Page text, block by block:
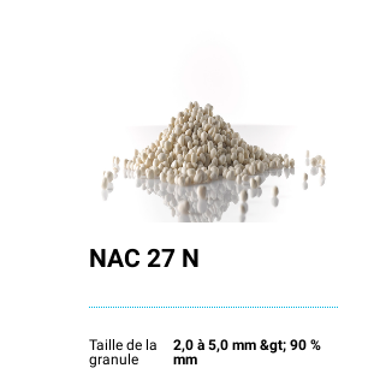
NAC 27 N
Taille de la
granule
2,0 à 5,0 mm &gt; 90 %
mm